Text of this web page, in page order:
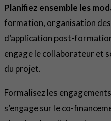
Planifiez ensemble les
formation, organisation
d’application post-
engage le collaborateur et
du projet.
Formalisez les
s’engage sur le co-